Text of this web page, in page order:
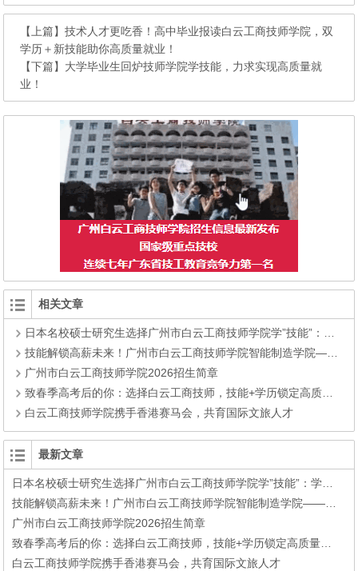
【上篇】技术人才更吃香！高中毕业报读白云工商技师学院，双
学历＋新技能助你高质量就业！
【下篇】 大学毕业生回炉技师学院学技能，力求实现高质量就
业！
相关文章
日本名校硕士研究生选择广州市白云工商技师学院学”技能”：学历不再稀缺，手艺成了他最硬的底气!
技能解锁高薪未来！广州市白云工商技师学院智能制造学院——升学+就业双赛道，助你圆梦大学+高薪就业
广州市白云工商技师学院2026招生简章
致春季高考后的你：选择白云工商技师，技能+学历锁定高质量就业！
白云工商技师学院携手香港赛马会，共育国际文旅人才
最新文章
广州市白云工商技师学院2026招生简章
白云工商技师学院携手香港赛马会，共育国际文旅人才